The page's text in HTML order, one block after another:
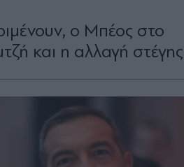
ο Μπέος στο
και η αλλαγή στέγης